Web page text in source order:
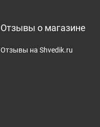
Отзывы о магазине
Отзывы на Shvedik.ru